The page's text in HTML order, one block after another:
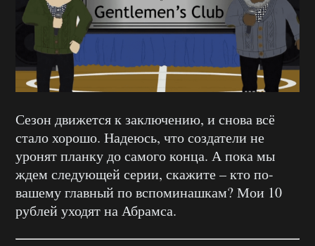
Сезон движется к заключению, и снова всё
стало хорошо. Надеюсь, что создатели не
уронят планку до самого конца. А пока мы
ждем следующей серии, скажите – кто по-
вашему главный по вспоминашкам? Мои 10
рублей уходят на Абрамса.